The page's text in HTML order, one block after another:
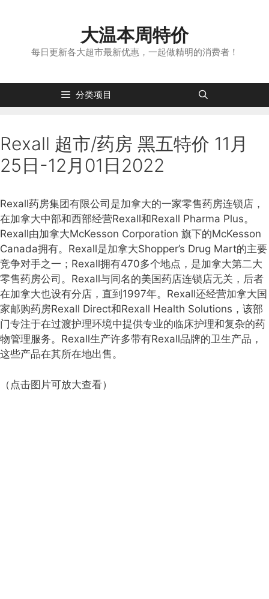
大温本周特价
每日更新各大超市最新优惠，一起做精明的消费者！
分类项目
Rexall 超市/药房 黑五特价 11月
25日-12月01日2022
Rexall药房集团有限公司是加拿大的一家零售药房连锁店，
在加拿大中部和西部经营Rexall和Rexall Pharma Plus。
Rexall由加拿大McKesson Corporation 旗下的McKesson
Canada拥有。Rexall是加拿大Shopper’s Drug Mart的主要
竞争对手之一；Rexall拥有470多个地点，是加拿大第二大
零售药房公司。Rexall与同名的美国药店连锁店无关，后者
在加拿大也设有分店，直到1997年。Rexall还经营加拿大国
家邮购药房Rexall Direct和Rexall Health Solutions，该部
门专注于在过渡护理环境中提供专业的临床护理和复杂的药
物管理服务。Rexall生产许多带有Rexall品牌的卫生产品，
这些产品在其所在地出售。
（点击图片可放大查看）